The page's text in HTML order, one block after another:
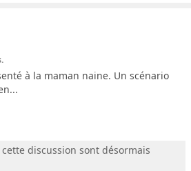
à la maman naine. Un scénario
discussion sont désormais